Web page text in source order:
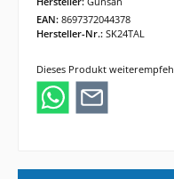
EAN: 8697372044378
Hersteller-Nr.: SK24TAL
Dieses Produkt